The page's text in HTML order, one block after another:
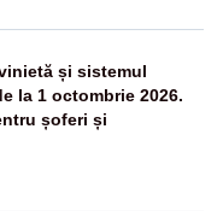
și sistemul
la 1 octombrie 2026.
șoferi și